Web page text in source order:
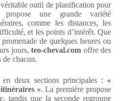
outil de planification pour
une grande variété
comme les distances, les
et les points d’intérêt. Que
de quelques heures ou
jours,teo-cheval.com offre des
de chacun.
deux sections principales : «
». La première propose
tandis que la seconde regroupe